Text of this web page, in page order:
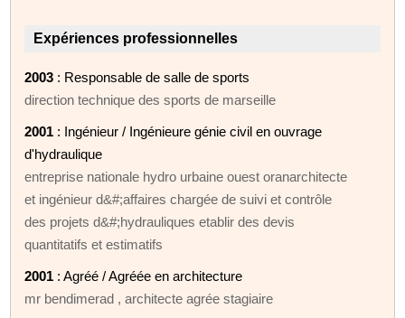
Expériences professionnelles
2003 : Responsable de salle de sports
direction technique des sports de marseille
2001 : Ingénieur / Ingénieure génie civil en ouvrage
d'hydraulique
entreprise nationale hydro urbaine ouest oranarchitecte
et ingénieur d&#;affaires chargée de suivi et contrôle
des projets d&#;hydrauliques etablir des devis
quantitatifs et estimatifs
2001 : Agréé / Agréée en architecture
mr bendimerad , architecte agrée stagiaire